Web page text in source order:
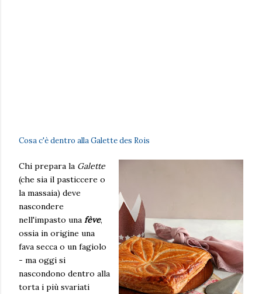
Cosa c'è dentro alla Galette des Rois
Chi prepara la Galette
(che sia il pasticcere o
la massaia) deve
nascondere
nell'impasto una fève,
ossia in origine una
fava secca o un fagiolo
- ma oggi si
nascondono dentro alla
torta i più svariati